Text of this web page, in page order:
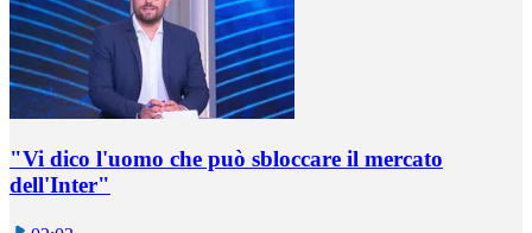
"Vi dico l'uomo che può sbloccare il mercato
dell'Inter"